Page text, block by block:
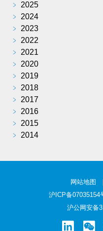
﹥
2025
﹥
2024
﹥
2023
﹥
2022
﹥
2021
﹥
2020
﹥
2019
﹥
2018
﹥
2017
﹥
2016
﹥
2015
﹥
2014
网站地图
沪ICP备07035154
沪公网安备